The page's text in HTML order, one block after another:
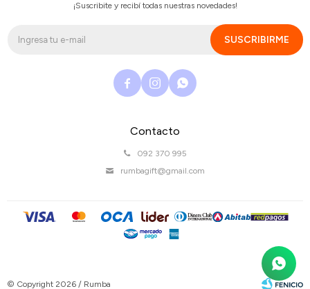
Contacto
092 370 995
rumbagift@gmail.com
¡Suscribite y recibí todas nuestras novedades!
SUSCRIBIRME
  
© Copyright 2026 / Rumba